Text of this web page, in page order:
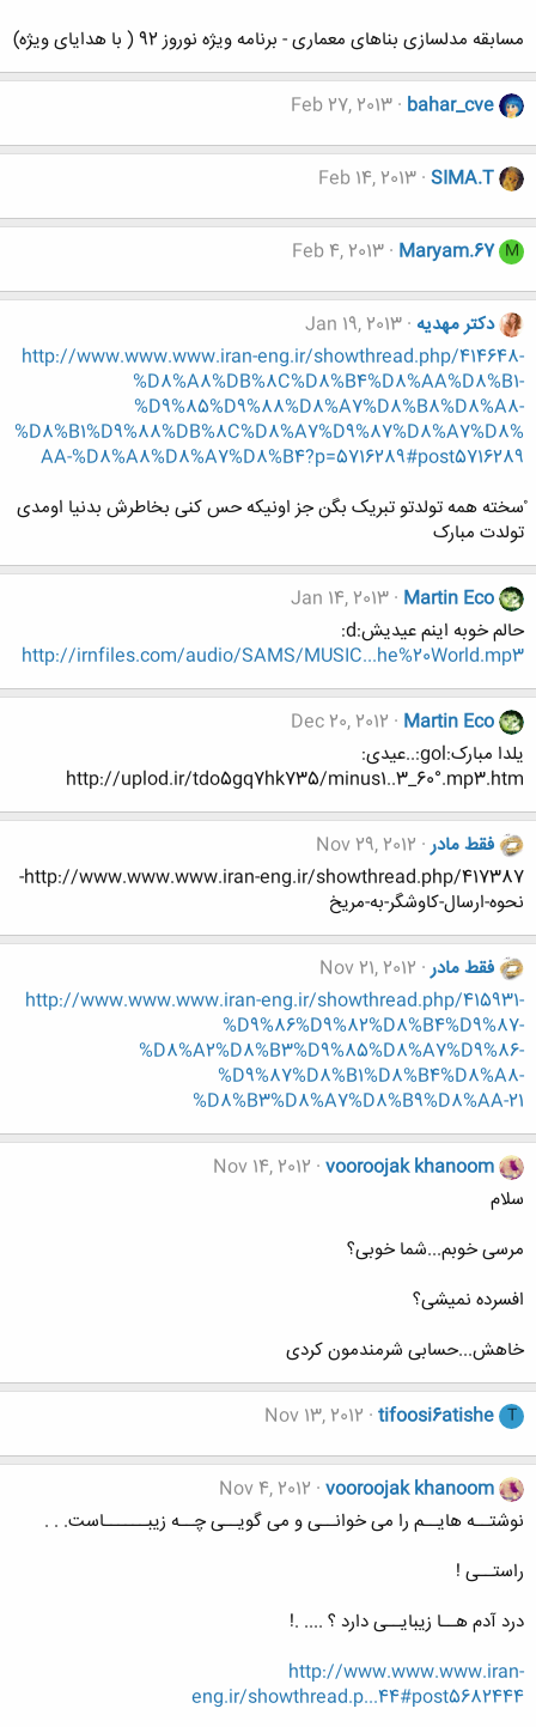
مسابقه مدلسازی بناهای معماری - برنامه ویژه نوروز 92 ( با هدایای ویژه)
bahar_cve
Feb 27, 2013
SIMA.T
Feb 14, 2013
M
Maryam.67
Feb 4, 2013
دکتر مهدیه Jan 19, 2013
http://www.www.www.iran-eng.ir/showthread.php/414648-
%D8%A8%DB%8C%D8%B4%D8%AA%D8%B1-
%D9%85%D9%88%D8%A7%D8%B8%D8%A8-
%D8%B1%D9%88%DB%8C%D8%A7%D9%87%D8%A7%D8%
AA-%D8%A8%D8%A7%D8%B4?p=5716289#post5716289
ْسخته همه تولدتو تبریک بگن جز اونیکه حس کنی بخاطرش بدنیا اومدی
تولدت مبارک
Martin Eco
Jan 14, 2013
حالم خوبه اینم عیدیش:d:
http://irnfiles.com/audio/SAMS/MUSIC...he%20World.mp3
Martin Eco
Dec 20, 2012
یلدا مبارک:gol:..عیدی:
http://uplod.ir/tdo5gq7hk735/minus1..3_60°.mp3.htm
فقط مادر Nov 29, 2012
http://www.www.www.iran-eng.ir/showthread.php/417387-
نحوه-ارسال-کاوشگر-به-مریخ
فقط مادر Nov 21, 2012
http://www.www.www.iran-eng.ir/showthread.php/415931-
%D9%86%D9%82%D8%B4%D9%87-
%D8%A2%D8%B3%D9%85%D8%A7%D9%86-
%D9%87%D8%B1%D8%B4%D8%A8-
%D8%B3%D8%A7%D8%B9%D8%AA-21
vooroojak khanoom
Nov 14, 2012
سلام
مرسی خوبم...شما خوبی؟
افسرده نمیشی؟
خاهش...حسابی شرمندمون کردی
T
tifoosi6atishe
Nov 13, 2012
vooroojak khanoom
Nov 4, 2012
نوشتــه هایــم را می خوانــی و می گویــی چــه زیبــــــاست. . .
راستــی !
درد آدم هــا زیبایــی دارد ؟ .... .!
http://www.www.www.iran-
eng.ir/showthread.p...44#post5682444